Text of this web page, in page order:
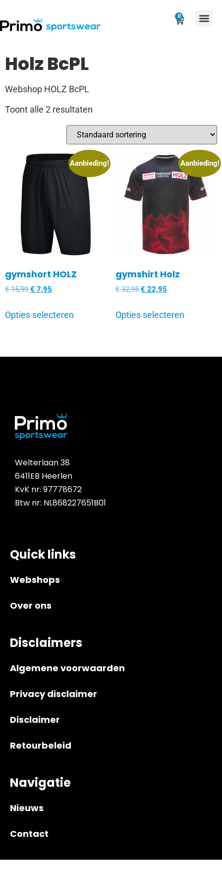
0
Holz BcPL
Webshop HOLZ BcPL
Toont alle 2 resultaten
Aanbieding!
gymshort HOLZ
€15,99 € 7,95
Opties selecteren
Aanbieding!
gymshirt Holz
€32,95 € 22,95
Opties selecteren
Welterlaan 38
6411EB Heerlen
KvK nr: 97778672
Btw nr: NL868227651B01
Quick links
Webshops
Over ons
Disclaimers
Algemene voorwaarden
Privacy disclaimer
Disclaimer
Retourbeleid
Navigatie
Nieuws
Contact